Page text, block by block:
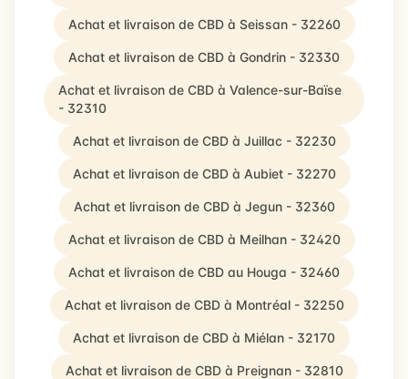
Achat et livraison de CBD à Seissan - 32260
Achat et livraison de CBD à Gondrin - 32330
Achat et livraison de CBD à Valence-sur-Baïse
- 32310
Achat et livraison de CBD à Juillac - 32230
Achat et livraison de CBD à Aubiet - 32270
Achat et livraison de CBD à Jegun - 32360
Achat et livraison de CBD à Meilhan - 32420
Achat et livraison de CBD au Houga - 32460
Achat et livraison de CBD à Montréal - 32250
Achat et livraison de CBD à Miélan - 32170
Achat et livraison de CBD à Preignan - 32810